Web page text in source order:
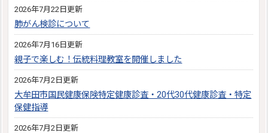
2026年7月22日更新
肺がん検診について
2026年7月16日更新
親子で楽しむ！伝統料理教室を開催しました
2026年7月2日更新
大牟田市国民健康保険特定健康診査・20代30代健康診査・特定
保健指導
2026年7月2日更新